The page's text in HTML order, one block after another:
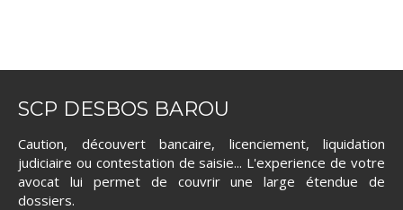
SCP DESBOS BAROU
Caution, découvert bancaire, licenciement, liquidation
judiciaire ou contestation de saisie... L'experience de votre
avocat lui permet de couvrir une large étendue de
dossiers.